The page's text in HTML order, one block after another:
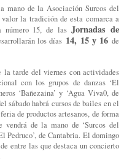
mano de la Asociación Surcos del
la tradición de esta comarca a
número 15, de lasJornadas de
los días 14, 15 y 16de
la tarde del viernes con actividades
con los grupos de danzas ‘El
‘Bañezaina’ y ‘Agua Viva0, de
habrá cursos de bailes en el
de productos artesanos, de forma
vendrá de la mano de ‘Surcos del
Pedruco’, de Cantabria. El domingo
entre las que destaca un concierto